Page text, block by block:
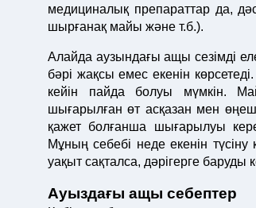
медициналық препараттар да,
шырғанақ майы және т.б.).
Алайда аузындағы ащы сезімді
бәрі жақсы емес екенін
кейін пайда болуы мүмкін.
шығарылған өт асқазан мен
қажет болғанша шығарылуы
Мұның себебі неде екенін
уақыт сақталса, дәрігерге
Ауыздағы ащы себептер